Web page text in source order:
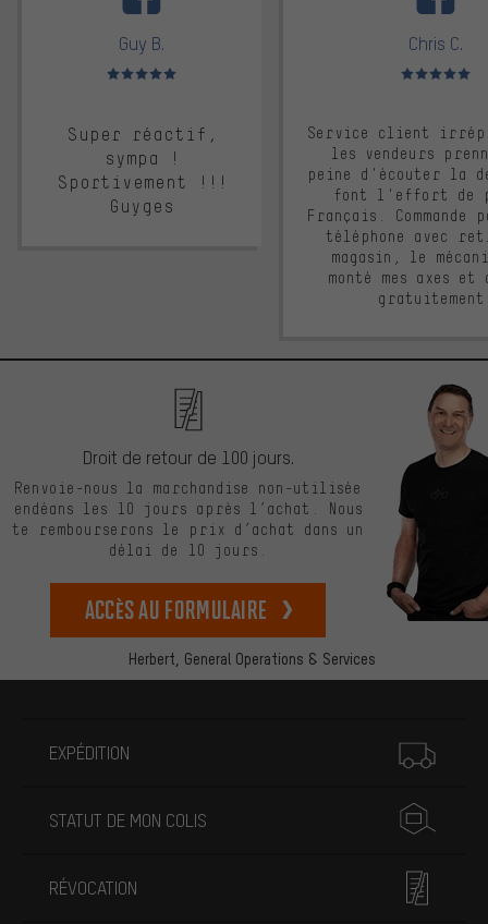
Guy B.
Note moyenne : 5 sur 5
Super réactif,
sympa !
Sportivement !!!
Guyges
Chris C.
Note moyenne :
Service client
les vendeurs
peine d'écouter la
font l'effort de
Français. Commande
téléphone avec
magasin, le
monté mes axes et
Herbert, General Operations & Services
Droit de retour de 100 jours.
Renvoie-nous la marchandise non-utilisée
endéans les 10 jours après l’achat. Nous
te rembourserons le prix d’achat dans un
délai de 10 jours.
Accès au formulaire
EXPÉDITION
STATUT DE MON COLIS
RÉVOCATION